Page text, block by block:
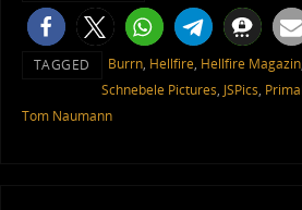
TAGGED Burrn, Hellfire, Hellfire Magazin,
Schnebele Pictures, JSPics,
Tom Naumann